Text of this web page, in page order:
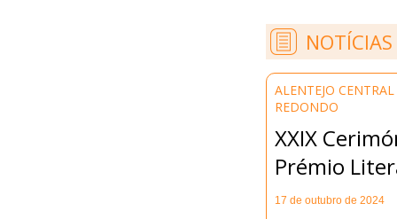
NOTÍCIAS
ALENTEJO CENTRAL
REDONDO
XXIX
Prémio
17 de outubro de 2024